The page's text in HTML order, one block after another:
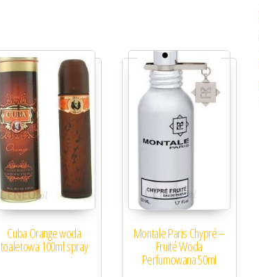
Cuba Orange woda
toaletowa 100ml spray
Montale Paris Chypré –
Fruité Woda
Perfumowana 50ml